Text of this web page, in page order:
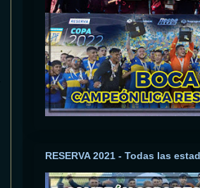
RESERVA 2021 - Todas las